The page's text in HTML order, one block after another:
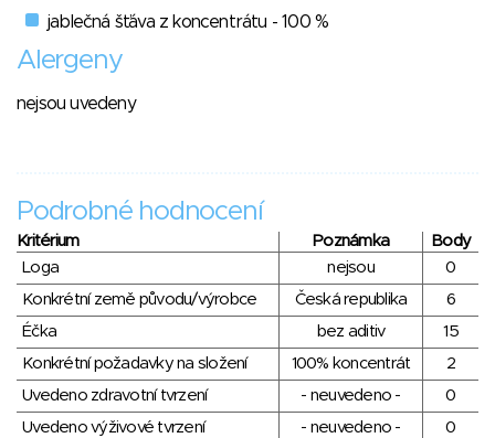
jablečná šťáva z koncentrátu - 100 %
Alergeny
nejsou uvedeny
Podrobné hodnocení
Kritérium Poznámka
Body
Loga
nejsou
0
Konkrétní země původu/výrobce
Česká republika
6
Éčka
bez aditiv
15
Konkrétní požadavky na složení
100% koncentrát
2
Uvedeno zdravotní tvrzení
- neuvedeno -
0
Uvedeno výživové tvrzení
- neuvedeno -
0